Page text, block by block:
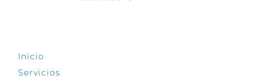
Inicio
Servicios